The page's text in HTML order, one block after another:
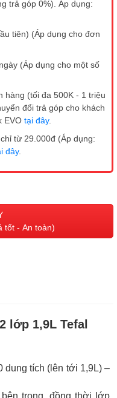
trả góp 0%). Áp dụng:
tiên) (Áp dụng cho đơn
(Áp dụng cho một số
hàng (tối đa 500K - 1 triệu
đổi trả góp cho khách
EVO tại đây.
từ 29.000đ (Áp dụng:
đây.
tốt - An toàn)
lớp 1,9L Tefal
dung tích (lên tới 1,9L) –
trong, đồng thời lớp